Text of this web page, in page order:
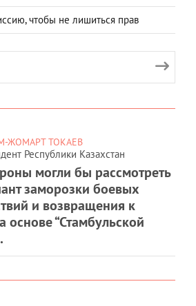
чтобы не лишиться прав
ЖОМАРТ ТОКАЕВ
Республики Казахстан
могли бы рассмотреть
заморозки боевых
и возвращения к
основе “Стамбульской